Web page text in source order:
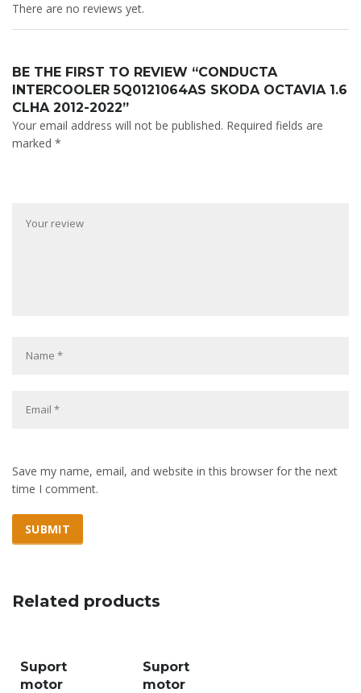
There are no reviews yet.
BE THE FIRST TO REVIEW “CONDUCTA
INTERCOOLER 5Q0121064AS SKODA OCTAVIA 1.6
CLHA 2012-2022”
Your email address will not be published. Required fields are
marked *
Save my name, email, and website in this browser for the next
time I comment.
Related products
Suport
motor
Suport
motor